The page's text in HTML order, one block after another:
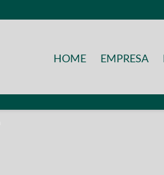
HOME EMPRESA